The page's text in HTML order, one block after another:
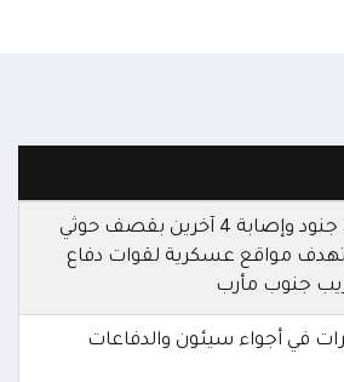
استشهاد 3 جنود وإصابة 4 آخرين بقصف حوثي
مواقع عسكرية لقوات دفاع
جنوب مأرب
في أجواء سيئون والدفاعات